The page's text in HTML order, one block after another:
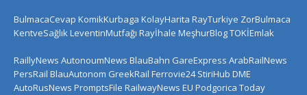
BulmacaCevap KomikKurbaga KolayHarita RayTurkiye ZorBulmaca
KentveSağlıkLeventinMutfağı Rayİhale MeşhurBlogTOKİEmlak
RaillyNews AutonoumNews BlauBahn GareExpress ArabRailNews
PersRail BlauAutonom GreekRail Ferrovie24 StiriHub DME
AutoRusNews PromptsFile RailwayNews EU Podgorica Today